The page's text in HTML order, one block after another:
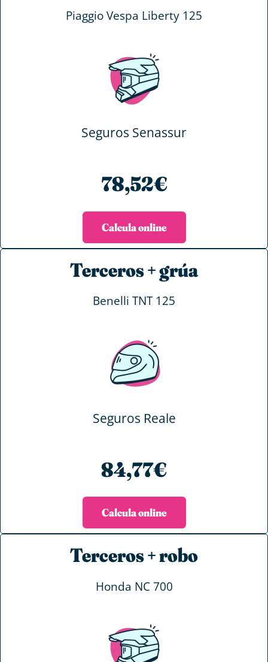
Piaggio Vespa Liberty 125
Seguros Senassur
78,52€
Calcula online
Terceros + grúa
Benelli TNT 125
Seguros Reale
84,77€
Calcula online
Terceros + robo
Honda NC 700